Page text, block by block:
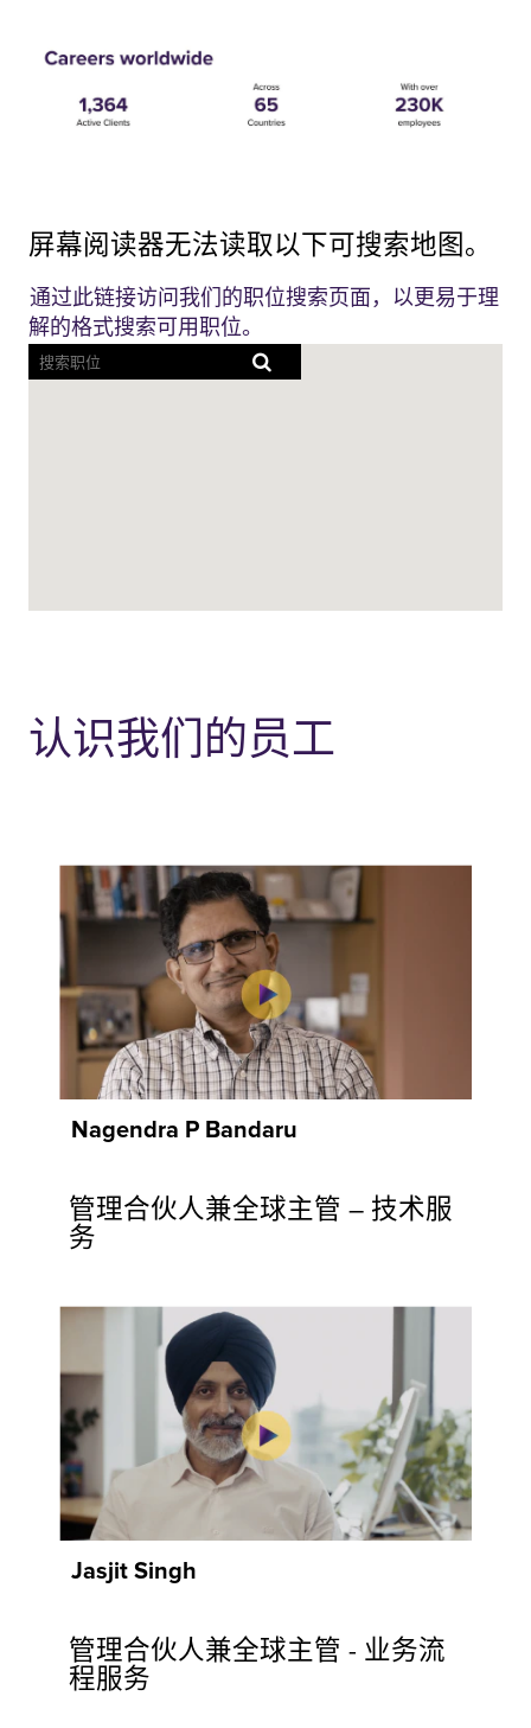
征的就业任何
持增长、创新
联系的每个人
75 年来，Wipro
一直是一家以
目标为导向的
业，目标是到
2040 年实现净
零排放。我们
优先考虑创造
可持续、对社
户的承诺的推
做出贡献。
屏幕阅读器无法读取以下可搜索地图。
通过此链接访问我们的职位搜索页面，以更易于理
解的格式搜索可用职位。
认识我们的员工
Nagendra P Bandaru
管理合伙人兼全球主管 – 技术服
务
Jasjit Singh
管理合伙人兼全球主管 - 业务流
程服务